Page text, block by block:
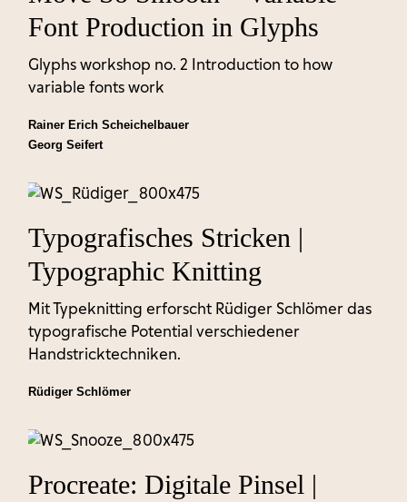
Font Production in Glyphs
Glyphs workshop no. 2 Introduction to how
variable fonts work
Rainer Erich Scheichelbauer
Georg Seifert
Typografisches Stricken |
Typographic Knitting
Mit Typeknitting erforscht Rüdiger Schlömer das
typografische Potential verschiedener
Handstricktechniken.
Rüdiger Schlömer
Procreate: Digitale Pinsel |